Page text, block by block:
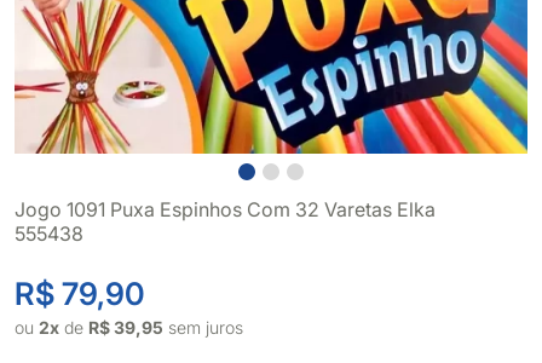
Jogo 1091 Puxa Espinhos Com 32 Varetas Elka
555438
R$ 79,90
ou 2x de R$ 39,95 sem juros